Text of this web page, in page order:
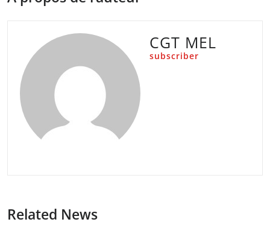
CGT MEL
subscriber
Related News